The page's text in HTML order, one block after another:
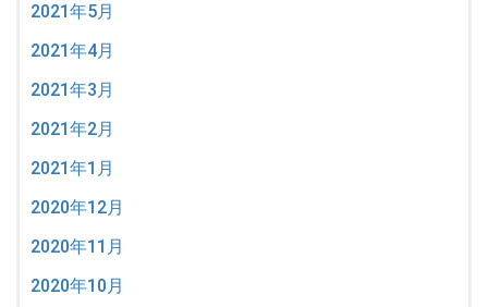
2021年5月
2021年4月
2021年3月
2021年2月
2021年1月
2020年12月
2020年11月
2020年10月